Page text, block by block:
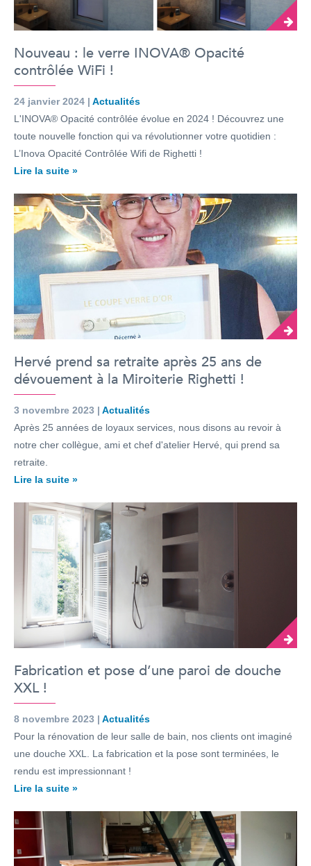
Nouveau : le verre INOVA® Opacité
contrôlée WiFi !
24 janvier 2024 | Actualités
L'INOVA® Opacité contrôlée évolue en 2024 ! Découvrez une
toute nouvelle fonction qui va révolutionner votre quotidien :
L’Inova Opacité Contrôlée Wifi de Righetti !
Lire la suite »
Hervé prend sa retraite après 25 ans de
dévouement à la Miroiterie Righetti !
3 novembre 2023 | Actualités
Après 25 années de loyaux services, nous disons au revoir à
notre cher collègue, ami et chef d'atelier Hervé, qui prend sa
retraite.
Lire la suite »
Fabrication et pose d’une paroi de douche
XXL !
8 novembre 2023 | Actualités
Pour la rénovation de leur salle de bain, nos clients ont imaginé
une douche XXL. La fabrication et la pose sont terminées, le
rendu est impressionnant !
Lire la suite »